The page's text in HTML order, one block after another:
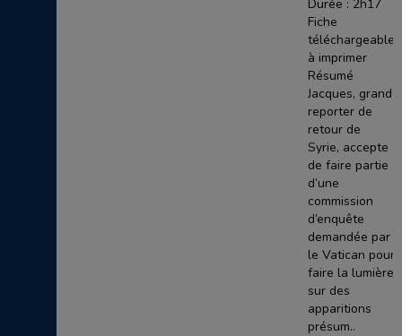
Durée : 2h17
Fiche
téléchargeable
à imprimer
Résumé
Jacques, grand
reporter de
retour de
Syrie, accepte
de faire partie
d’une
commission
d’enquête
demandée par
le Vatican pour
faire la lumière
sur des
apparitions
présum..